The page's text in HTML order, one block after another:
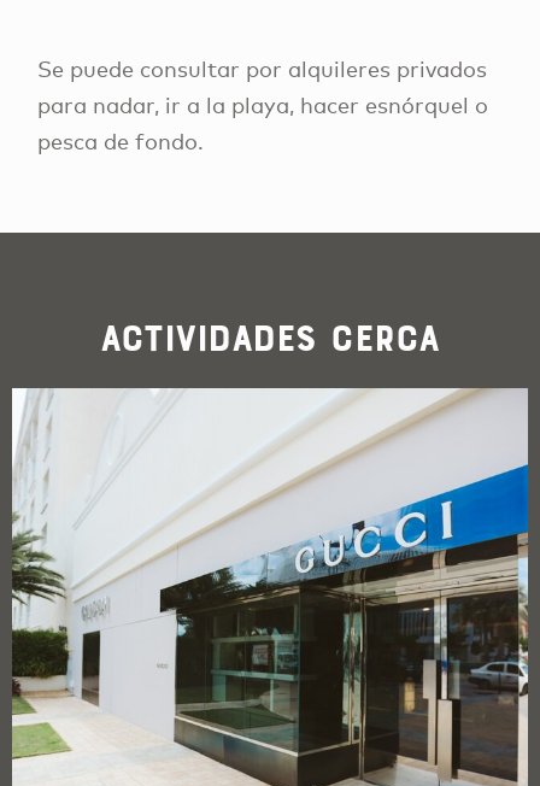
Se puede consultar por alquileres privados
para nadar, ir a la playa, hacer esnórquel o
pesca de fondo.
Actividades cerca